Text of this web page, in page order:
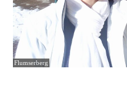
Flumserberg